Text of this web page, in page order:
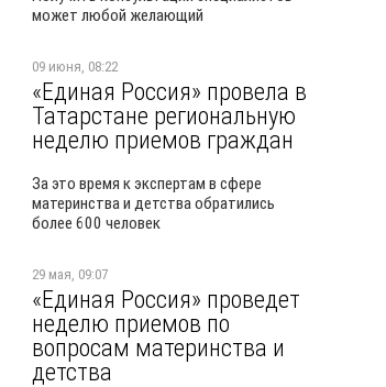
может любой желающий
09 июня, 08:22
«Единая Россия» провела в
Татарстане региональную
неделю приемов граждан
За это время к экспертам в сфере
материнства и детства обратились
более 600 человек
29 мая, 09:07
«Единая Россия» проведет
неделю приемов по
вопросам материнства и
детства